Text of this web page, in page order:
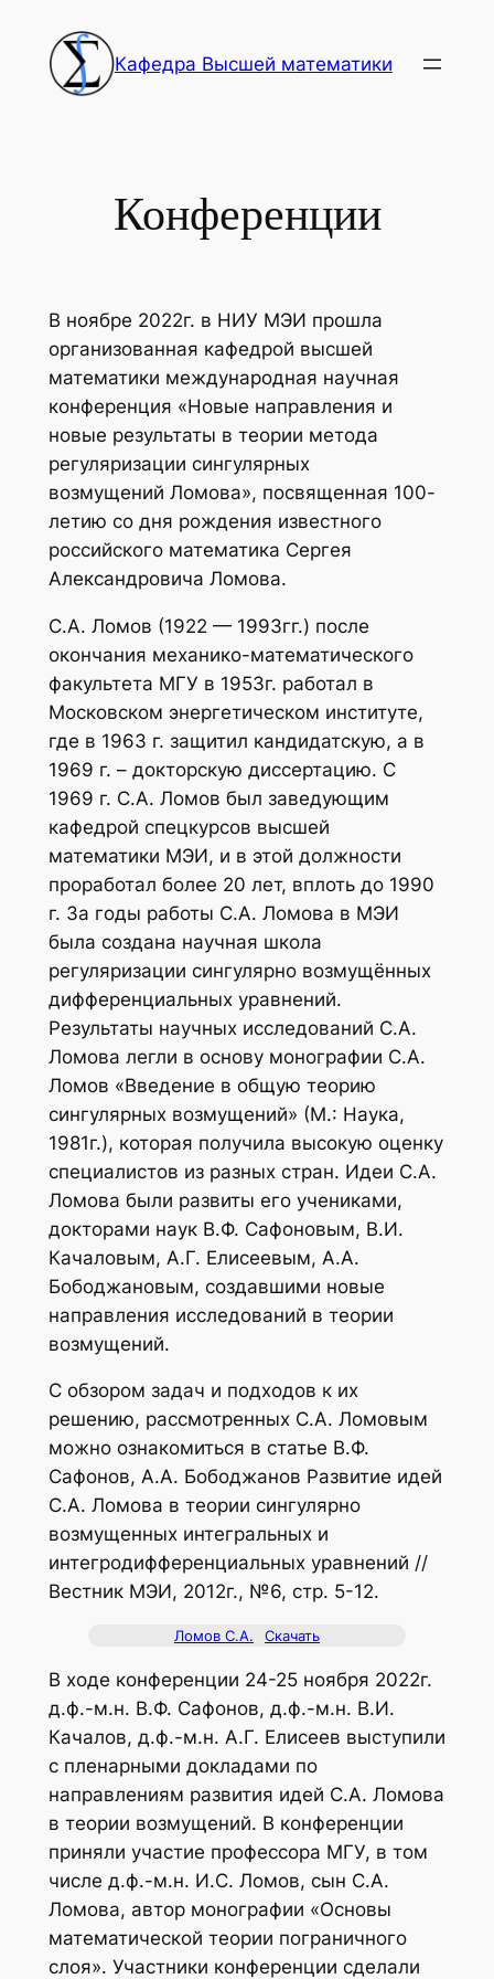
содержимому
Кафедра Высшей математики
Конференции
В ноябре 2022г. в НИУ МЭИ прошла
организованная кафедрой высшей
математики международная научная
конференция «Новые направления и
новые результаты в теории метода
регуляризации сингулярных
возмущений Ломова», посвященная 100-
летию со дня рождения известного
российского математика Сергея
Александровича Ломова.
С.А. Ломов (1922 — 1993гг.) после
окончания механико-математического
факультета МГУ в 1953г. работал в
Московском энергетическом институте,
где в 1963 г. защитил кандидатскую, а в
1969 г. – докторскую диссертацию. С
1969 г. С.А. Ломов был заведующим
кафедрой спецкурсов высшей
математики МЭИ, и в этой должности
проработал более 20 лет, вплоть до 1990
г. За годы работы С.А. Ломова в МЭИ
была создана научная школа
регуляризации сингулярно возмущённых
дифференциальных уравнений.
Результаты научных исследований С.А.
Ломова легли в основу монографии С.А.
Ломов «Введение в общую теорию
сингулярных возмущений» (М.: Наука,
1981г.), которая получила высокую оценку
специалистов из разных стран. Идеи С.А.
Ломова были развиты его учениками,
докторами наук В.Ф. Сафоновым, В.И.
Качаловым, А.Г. Елисеевым, А.А.
Бободжановым, создавшими новые
направления исследований в теории
возмущений.
С обзором задач и подходов к их
решению, рассмотренных С.А. Ломовым
можно ознакомиться в статье В.Ф.
Сафонов, А.А. Бободжанов Развитие идей
С.А. Ломова в теории сингулярно
возмущенных интегральных и
интегродифференциальных уравнений //
Вестник МЭИ, 2012г., №6, стр. 5-12.
Ломов С.А. Скачать
В ходе конференции 24-25 ноября 2022г.
д.ф.-м.н. В.Ф. Сафонов, д.ф.-м.н. В.И.
Качалов, д.ф.-м.н. А.Г. Елисеев выступили
с пленарными докладами по
направлениям развития идей С.А. Ломова
в теории возмущений. В конференции
приняли участие профессора МГУ, в том
числе д.ф.-м.н. И.С. Ломов, сын С.А.
Ломова, автор монографии «Основы
математической теории пограничного
слоя». Участники конференции сделали